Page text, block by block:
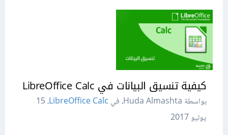
كيفية تنسيق البيانات في LibreOffice Calc
بواسطة Huda Almashta، في LibreOffice Calc،15
يوليو 2017